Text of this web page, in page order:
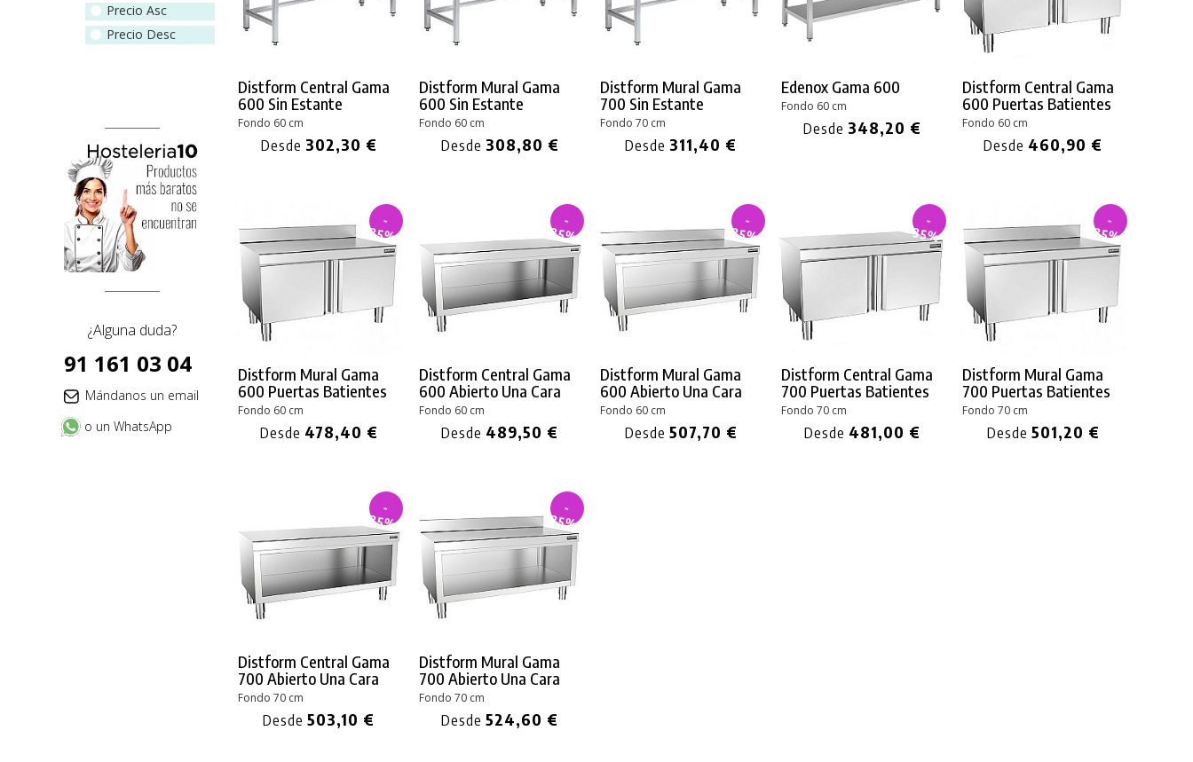
Precio Asc
Precio Desc
¿Alguna duda?
91 161 03 04
Mándanos un email
o un WhatsApp
Distform Central Gama
600 Sin Estante
Fondo 60 cm
Desde 302,30 €
Distform Mural Gama
600 Sin Estante
Fondo 60 cm
Desde 308,80 €
Distform Mural Gama
700 Sin Estante
Fondo 70 cm
Desde 311,40 €
Edenox Gama 600
Fondo 60 cm
Desde 348,20 €
Distform Central Gama
600 Puertas Batientes
Fondo 60 cm
Desde 460,90 €
-
35%
Distform Mural Gama
600 Puertas Batientes
Fondo 60 cm
Desde 478,40 €
-
35%
Distform Central Gama
600 Abierto Una Cara
Fondo 60 cm
Desde 489,50 €
-
35%
Distform Mural Gama
600 Abierto Una Cara
Fondo 60 cm
Desde 507,70 €
-
35%
Distform Central Gama
700 Puertas Batientes
Fondo 70 cm
Desde 481,00 €
-
35%
Distform Mural Gama
700 Puertas Batientes
Fondo 70 cm
Desde 501,20 €
-
35%
Distform Central Gama
700 Abierto Una Cara
Fondo 70 cm
Desde 503,10 €
-
35%
Distform Mural Gama
700 Abierto Una Cara
Fondo 70 cm
Desde 524,60 €